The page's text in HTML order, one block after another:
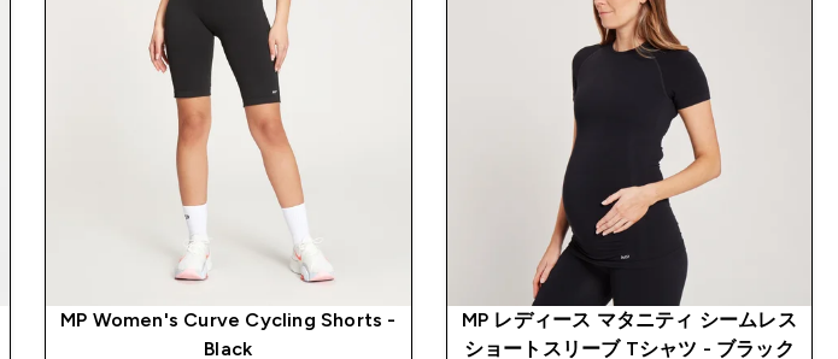
MP Women's Curve Cycling Shorts -
Black
MP レディース マタニティ シームレス
ショートスリーブ Tシャツ - ブラック